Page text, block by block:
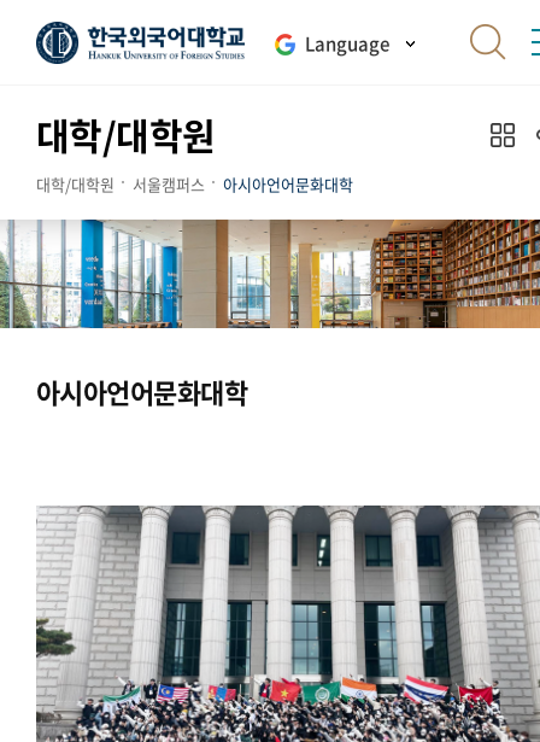
Language
대학/대학원
대학/대학원 서울캠퍼스 아시아언어문화대학
아시아언어문화대학